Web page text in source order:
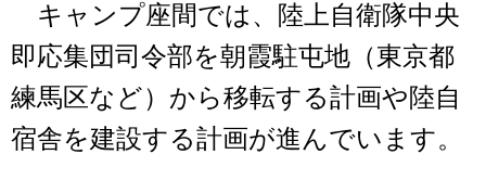
キャンプ座間では、陸上自衛隊中央
即応集団司令部を朝霞駐屯地（東京都
練馬区など）から移転する計画や陸自
宿舎を建設する計画が進んでいます。